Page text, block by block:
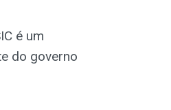
é um
do governo